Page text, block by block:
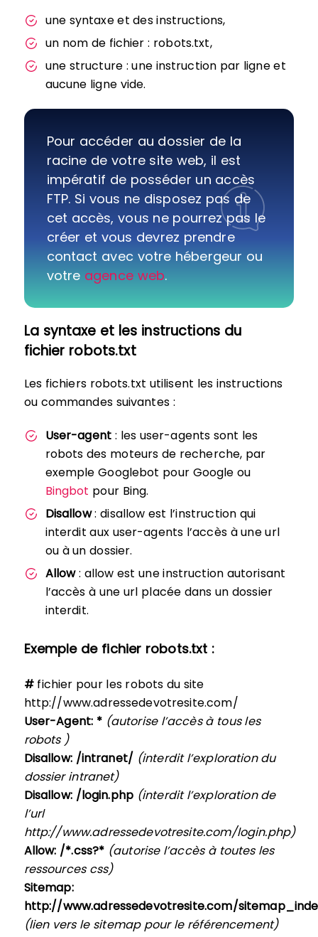
une syntaxe et des instructions,
un nom de fichier : robots.txt,
une structure : une instruction par ligne et
aucune ligne vide.
Pour accéder au dossier de la
racine de votre site web, il est
impératif de posséder un accès
FTP. Si vous ne disposez pas de
cet accès, vous ne pourrez pas le
créer et vous devrez prendre
contact avec votre hébergeur ou
votre agence web.
La syntaxe et les instructions du
fichier robots.txt
Les fichiers robots.txt utilisent les instructions
ou commandes suivantes :
User-agent : les user-agents sont les
robots des moteurs de recherche, par
exemple Googlebot pour Google ou
Bingbot pour Bing.
Disallow: disallow est l’instruction qui
interdit aux user-agents l’accès à une url
ou à un dossier.
Allow: allow est une instruction autorisant
l’accès à une url placée dans un dossier
interdit.
Exemple de fichier robots.txt :
#fichier pour les robots du site
http://www.adressedevotresite.com/
User-Agent: * (autorise l’accès à tous les
robots )
Disallow: /intranet/ (interdit l’exploration du
dossier intranet)
Disallow: /login.php (interdit l’exploration de
l’url
http://www.adressedevotresite.com/login.php)
Allow: /*.css?* (autorise l’accès à toutes les
ressources css)
Sitemap:
http://www.adressedevotresite.com/
(lien vers le sitemap pour le référencement)